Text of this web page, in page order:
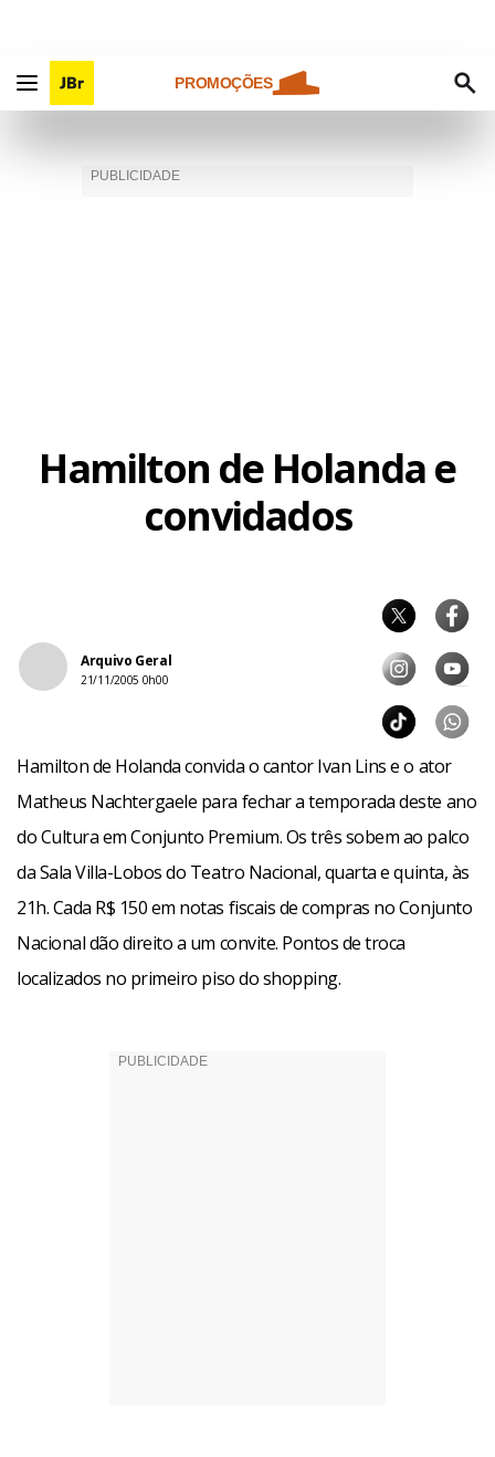
PROMOÇÕES
Hamilton de Holanda e
convidados
Arquivo Geral
21/11/2005 0h00
Hamilton de Holanda convida o cantor Ivan Lins e o ator
Matheus Nachtergaele para fechar a temporada deste ano
do Cultura em Conjunto Premium. Os três sobem ao palco
da Sala Villa-Lobos do Teatro Nacional, quarta e quinta, às
21h. Cada R$ 150 em notas fiscais de compras no Conjunto
Nacional dão direito a um convite. Pontos de troca
localizados no primeiro piso do shopping.